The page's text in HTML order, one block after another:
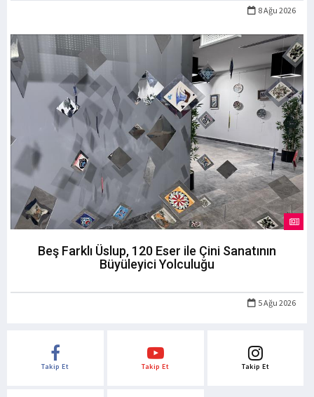
8 Ağu 2026
Beş Farklı Üslup, 120 Eser ile Çini Sanatının
Büyüleyici Yolculuğu
5 Ağu 2026
Takip Et Takip Et Takip Et